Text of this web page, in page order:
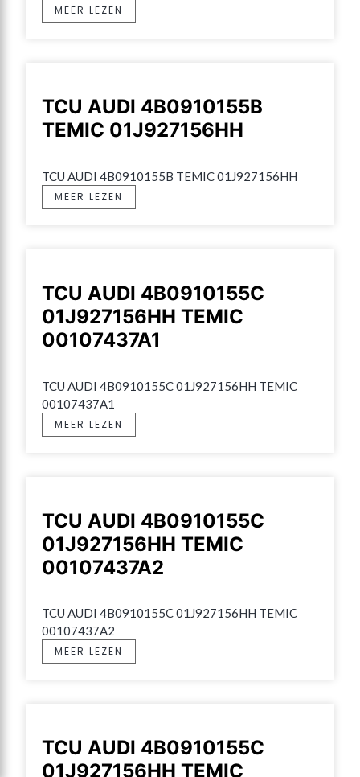
MEER LEZEN
TCU AUDI 4B0910155B
TEMIC 01J927156HH
TCU AUDI 4B0910155B TEMIC 01J927156HH
MEER LEZEN
TCU AUDI 4B0910155C
01J927156HH TEMIC
00107437A1
TCU AUDI 4B0910155C 01J927156HH TEMIC
00107437A1
MEER LEZEN
TCU AUDI 4B0910155C
01J927156HH TEMIC
00107437A2
TCU AUDI 4B0910155C 01J927156HH TEMIC
00107437A2
MEER LEZEN
TCU AUDI 4B0910155C
01J927156HH TEMIC